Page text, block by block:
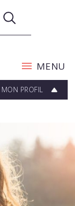
MENU
MON PROFIL